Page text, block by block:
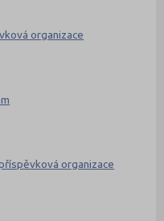
organizace
organizace